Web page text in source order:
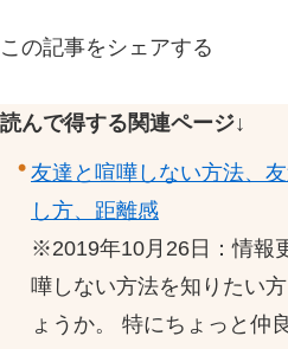
この記事をシェアする
読んで得する関連ページ↓
友達と喧嘩しない方法、
し方、距離感
※2019年10月26日：情報
嘩しない方法を知りたい
ょうか。 特にちょっと仲